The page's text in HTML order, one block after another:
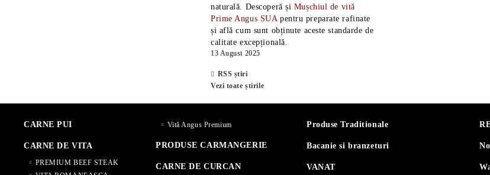
naturală. Descoperă și Mușchiul de vită
Prime Angus SUA pentru preparate rafinate
și află cum sunt obținute aceste standarde de
calitate excepțională.
13 August 2025
RSS știri
Vezi toate știrile
CARNE PUI
CARNE DE VITA
PREMIUM BEEF STEAK
Vită Angus Premium
PRODUSE CARMANGERIE
CARNE DE CURCAN
Produse Traditionale
Bacanie si branzeturi
VANAT